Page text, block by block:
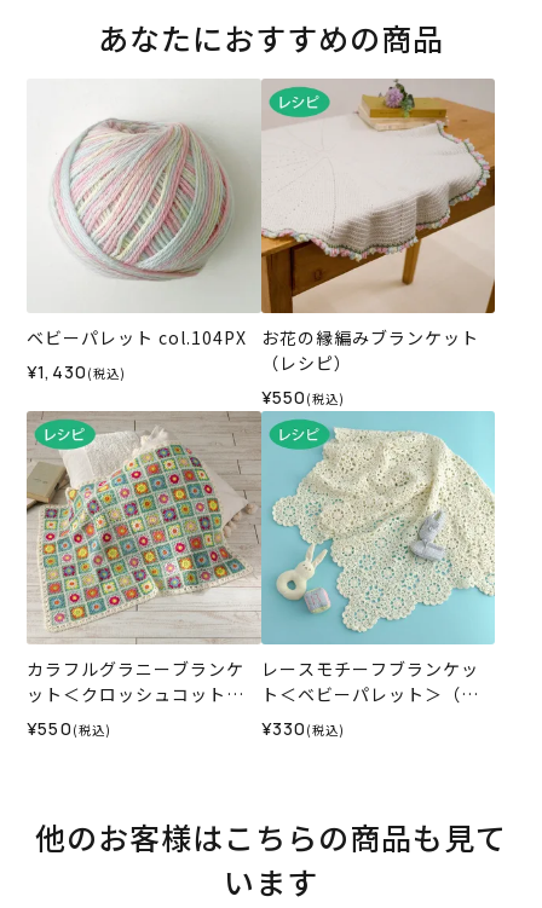
あなたにおすすめの商品
ベビーパレット col.104PX
¥1,430 (税込)
お花の縁編みブランケット
（レシピ）
¥550 (税込)
カラフルグラニーブランケ
ット＜クロッシュコットン
＞（レシピ）
¥550 (税込)
レースモチーフブランケッ
ト＜ベビーパレット＞（レ
シピ）
¥330 (税込)
他のお客様はこちらの商品も見て
います